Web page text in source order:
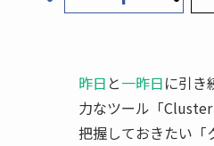
昨日 と一昨日に引き
力なツール「
把握しておきたい「